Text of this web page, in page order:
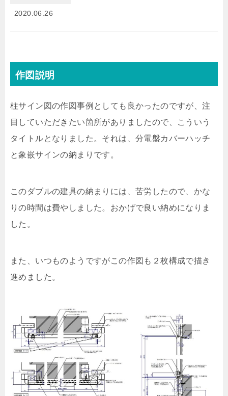
2020.06.26
作図説明
柱サイン図の作図事例としても良かったのですが、注
目していただきたい箇所がありましたので、こういう
タイトルとなりました。それは、分電盤カバーハッチ
と象嵌サインの納まりです。
このダブルの建具の納まりには、苦労したので、かな
りの時間は費やしました。おかげで良い納めになりま
した。
また、いつものようですがこの作図も２枚構成で描き
進めました。